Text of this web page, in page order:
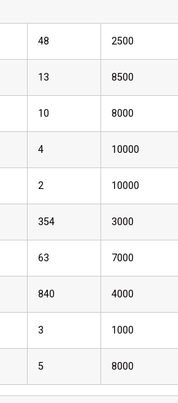
48 2500
13 8500
10 8000
4 10000
2 10000
354 3000
63 7000
840 4000
3 1000
5 8000